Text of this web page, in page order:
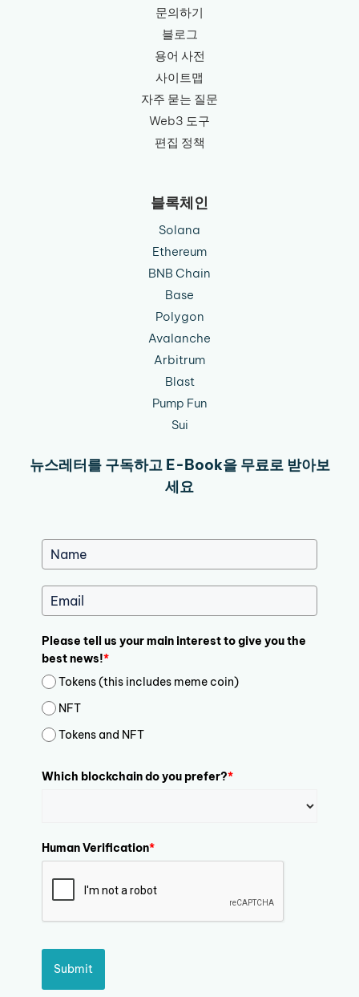
문의하기
블로그
용어 사전
사이트맵
자주 묻는 질문
Web3 도구
편집 정책
블록체인
Solana
Ethereum
BNB Chain
Base
Polygon
Avalanche
Arbitrum
Blast
Pump Fun
Sui
뉴스레터를 구독하고 E-Book을 무료로 받아보
세요
Please tell us your main interest to give you the
best news!*
Tokens (this includes meme coin)
NFT
Tokens and NFT
Which blockchain do you prefer?*
Human Verification*
Submit